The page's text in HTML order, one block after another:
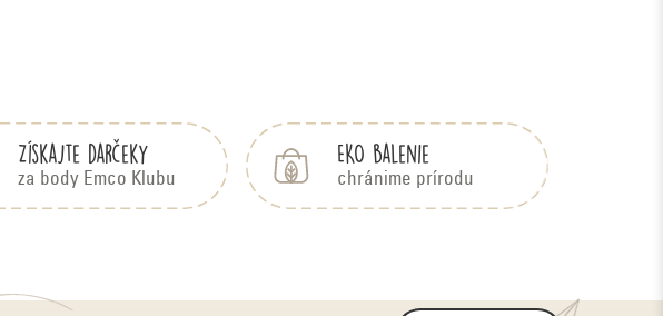
Získajte darčeky
za body Emco Klubu
EKO balenie
chránime prírodu